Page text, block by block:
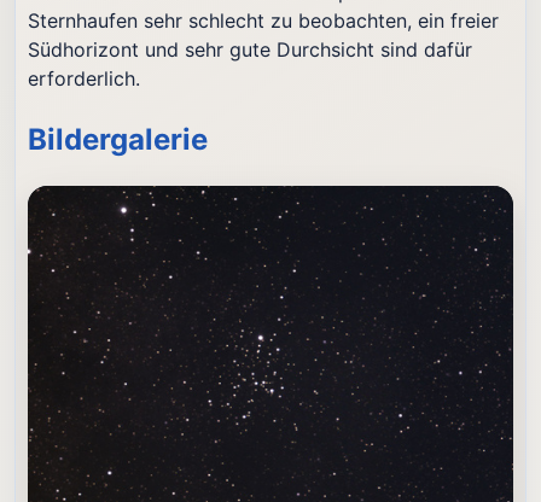
Sternhaufen sehr schlecht zu beobachten, ein freier
Südhorizont und sehr gute Durchsicht sind dafür
erforderlich.
Bildergalerie